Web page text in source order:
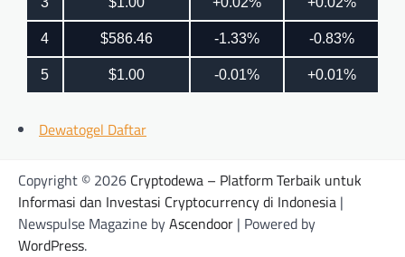
Dewatogel Daftar
Copyright © 2026 Cryptodewa – Platform Terbaik untuk
Informasi dan Investasi Cryptocurrency di Indonesia |
Newspulse Magazine byAscendoor | Powered by
WordPress.